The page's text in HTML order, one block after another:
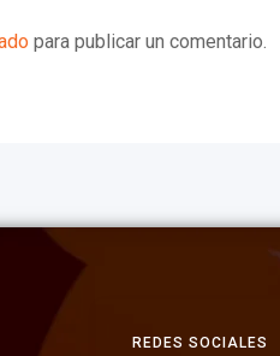
para publicar un comentario.
REDES SOCIALES